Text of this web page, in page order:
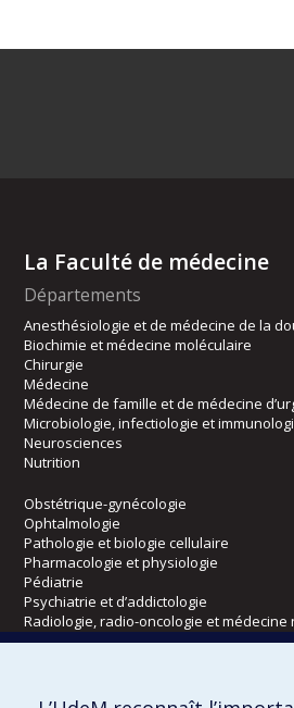
La Faculté de médecine
Départements
Anesthésiologie et de médecine de la
Biochimie et médecine moléculaire
Chirurgie
Médecine
Médecine de famille et de médecine
Microbiologie, infectiologie et
Neurosciences
Nutrition
Obstétrique-gynécologie
Ophtalmologie
Pathologie et biologie cellulaire
Pharmacologie et physiologie
Pédiatrie
Psychiatrie et d’addictologie
Radiologie, radio-oncologie et médecine